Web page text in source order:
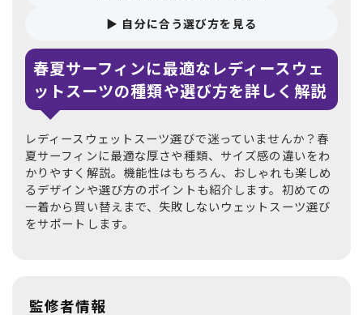
▶ 自分に合う選び方を見る
春夏サーフィンに最適なレディースウェ
ットスーツの種類や選び方を詳しく解説
レディースウェットスーツ選びで迷っていませんか？春
夏サーフィンに最適な厚さや種類、サイズ感の違いをわ
かりやすく解説。機能性はもちろん、おしゃれも楽しめ
るデザインや選び方のポイントも紹介します。初めての
一着から買い替えまで、失敗しないウェットスーツ選び
をサポートします。
監修者情報